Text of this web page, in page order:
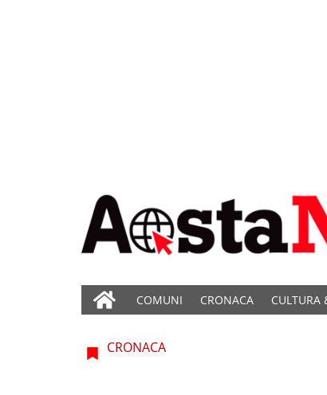
COMUNI CRONACA CULTURA
CRONACA